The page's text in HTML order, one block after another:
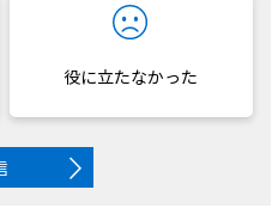
役に立たなかった